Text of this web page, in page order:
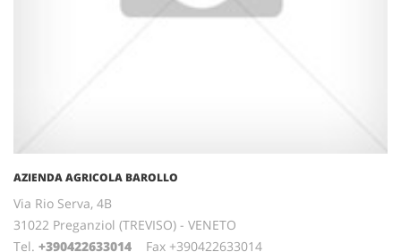
AZIENDA AGRICOLA BAROLLO
Via Rio Serva, 4B
31022 Preganziol (TREVISO) - VENETO
Tel. +390422633014 Fax +390422633014